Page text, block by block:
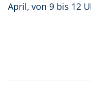
April, von 9 bis 12